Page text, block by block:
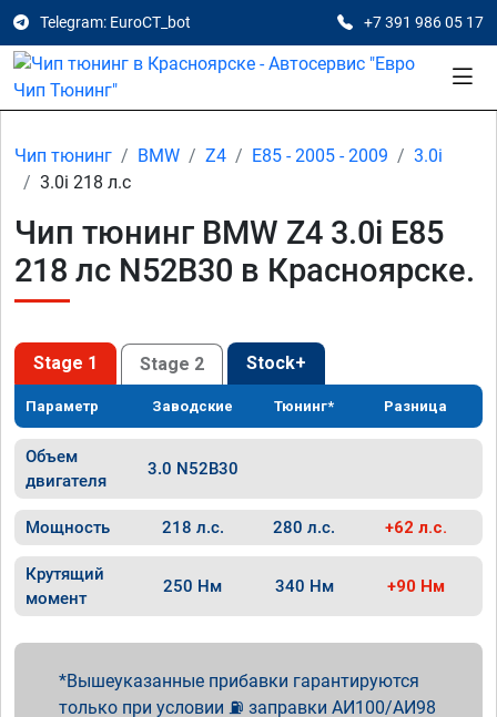
Telegram: EuroCT_bot +7 391 986 05 17
Чип тюнинг BMW Z4 E85 - 2005 - 2009
3.0i
3.0i 218 л.с
Чип тюнинг BMW Z4 3.0i E85
218 лс N52B30 в Красноярске.
Stage 1 Stage 2 Stock+
Параметр Заводские Тюнинг* Разница
Объем
двигателя
3.0 N52B30
Мощность 218 л.с. 280 л.с. +62 л.с.
Крутящий
момент
250 Нм 340 Нм +90 Нм
Вышеуказанные прибавки гарантируются
только при условии ⛽ заправки АИ100/АИ98